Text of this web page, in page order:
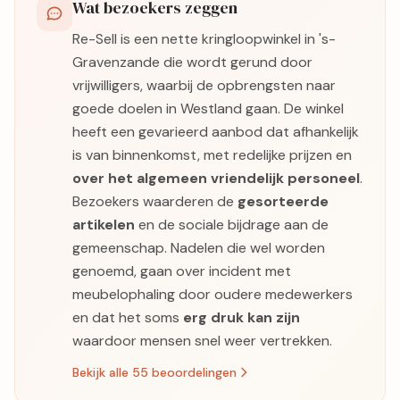
Wat bezoekers zeggen
Re-Sell is een nette kringloopwinkel in 's-
Gravenzande die wordt gerund door
vrijwilligers, waarbij de opbrengsten naar
goede doelen in Westland gaan. De winkel
heeft een gevarieerd aanbod dat afhankelijk
is van binnenkomst, met redelijke prijzen en
over het algemeen vriendelijk personeel.
Bezoekers waarderen de gesorteerde
artikelen en de sociale bijdrage aan de
gemeenschap. Nadelen die wel worden
genoemd, gaan over incident met
meubelophaling door oudere medewerkers
en dat het soms erg druk kan zijn
waardoor mensen snel weer vertrekken.
Bekijk alle 55 beoordelingen